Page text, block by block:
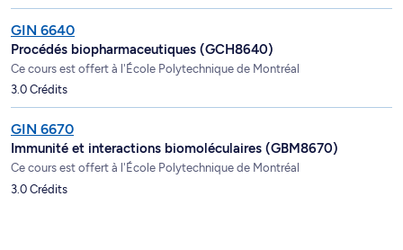
GIN 6640
Procédés biopharmaceutiques (GCH8640)
Ce cours est offert à l'École Polytechnique de Montréal
3.0 Crédits
GIN 6670
Immunité et interactions biomoléculaires (GBM8670)
Ce cours est offert à l'École Polytechnique de Montréal
3.0 Crédits